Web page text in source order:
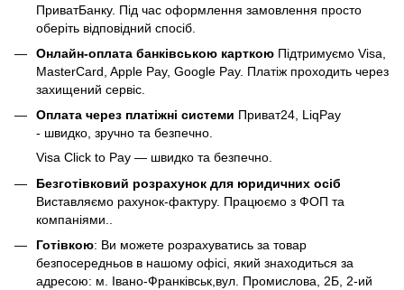
ПриватБанку. Під час оформлення замовлення просто
оберіть відповідний спосіб.
Онлайн-оплата банківською карткою Підтримуємо Visa,
MasterCard, Apple Pay, Google Pay. Платіж проходить через
захищений сервіс.
Оплата через платіжні системи Приват24, LiqPay
- швидко, зручно та безпечно.
Visa Click to Pay — швидко та безпечно.
Безготівковий розрахунок для юридичних осіб
Виставляємо рахунок-фактуру. Працюємо з ФОП та
компаніями..
Готівкою: Ви можете розрахуватись за товар
безпосередньов в нашому офісі, який знаходиться за
адресою: м. Івано-Франківськ,вул. Промислова, 2Б, 2-ий